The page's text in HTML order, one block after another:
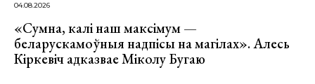
04.08.2026
«Сумна, калі наш максімум —
беларускамоўныя надпісы на магілах». Алесь
Кіркевіч адказвае Міколу Бугаю